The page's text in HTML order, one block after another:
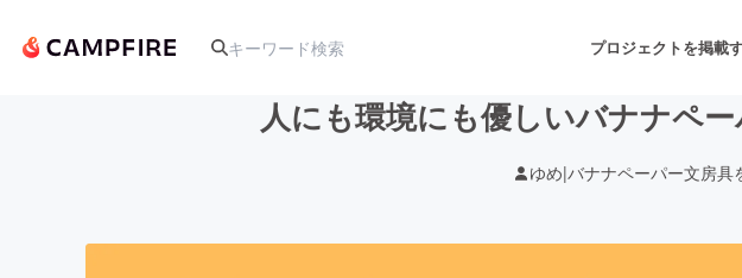
プロジェクトを掲載
人にも環境にも優しいバナナペ
ゆめ|バナナペーパー文房具